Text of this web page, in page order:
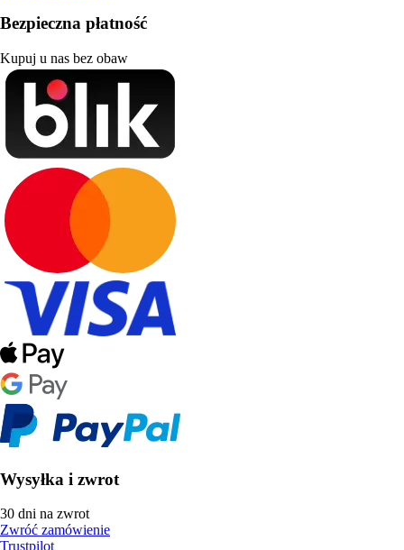
Bezpieczna płatność
Kupuj u nas bez obaw
Wysyłka i zwrot
30 dni na zwrot
Zwróć zamówienie
Trustpilot